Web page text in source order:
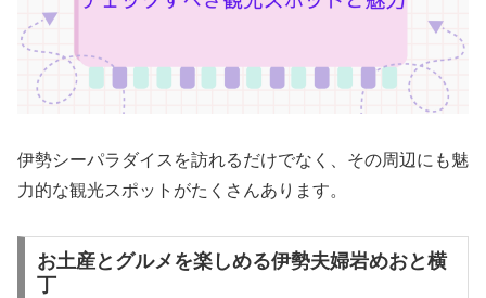
伊勢シーパラダイスを訪れるだけでなく、その周辺にも魅
力的な観光スポットがたくさんあります。
お土産とグルメを楽しめる伊勢夫婦岩めおと横
丁